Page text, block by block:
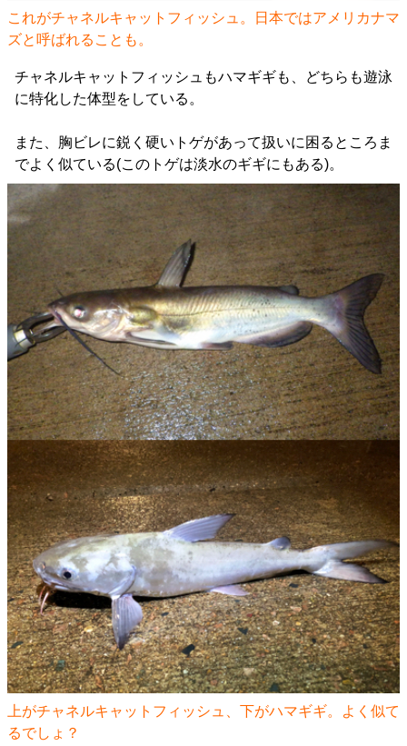
これがチャネルキャットフィッシュ。日本ではアメリカナマ
ズと呼ばれることも。
チャネルキャットフィッシュもハマギギも、どちらも遊泳
に特化した体型をしている。
また、胸ビレに鋭く硬いトゲがあって扱いに困るところま
でよく似ている(このトゲは淡水のギギにもある)。
上がチャネルキャットフィッシュ、下がハマギギ。よく似て
るでしょ？